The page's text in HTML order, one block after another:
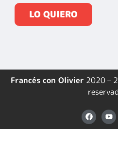
LO QUIERO
Francés con Olivier 2020 –